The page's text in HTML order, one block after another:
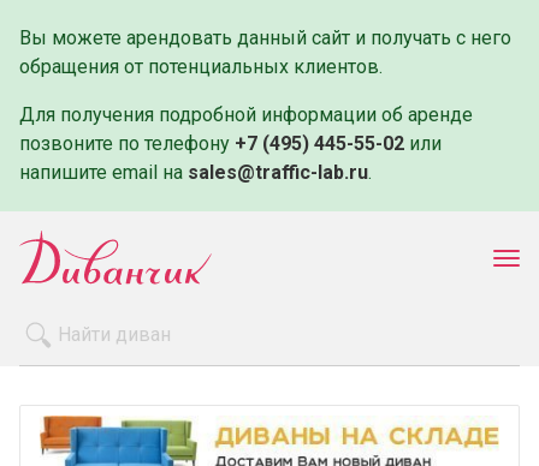
Вы можете арендовать данный сайт и получать с него
обращения от потенциальных клиентов.
Для получения подробной информации об аренде
позвоните по телефону +7 (495) 445-55-02 или
напишите email на sales@traffic-lab.ru.
Оплата и доставка
Контакты